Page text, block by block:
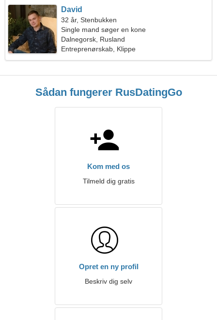
David
32 år, Stenbukken
Single mand søger en kone
Dalnegorsk, Rusland
Entreprenørskab, Klippe
Sådan fungerer RusDatingGo
Kom med os
Tilmeld dig gratis
Opret en ny profil
Beskriv dig selv